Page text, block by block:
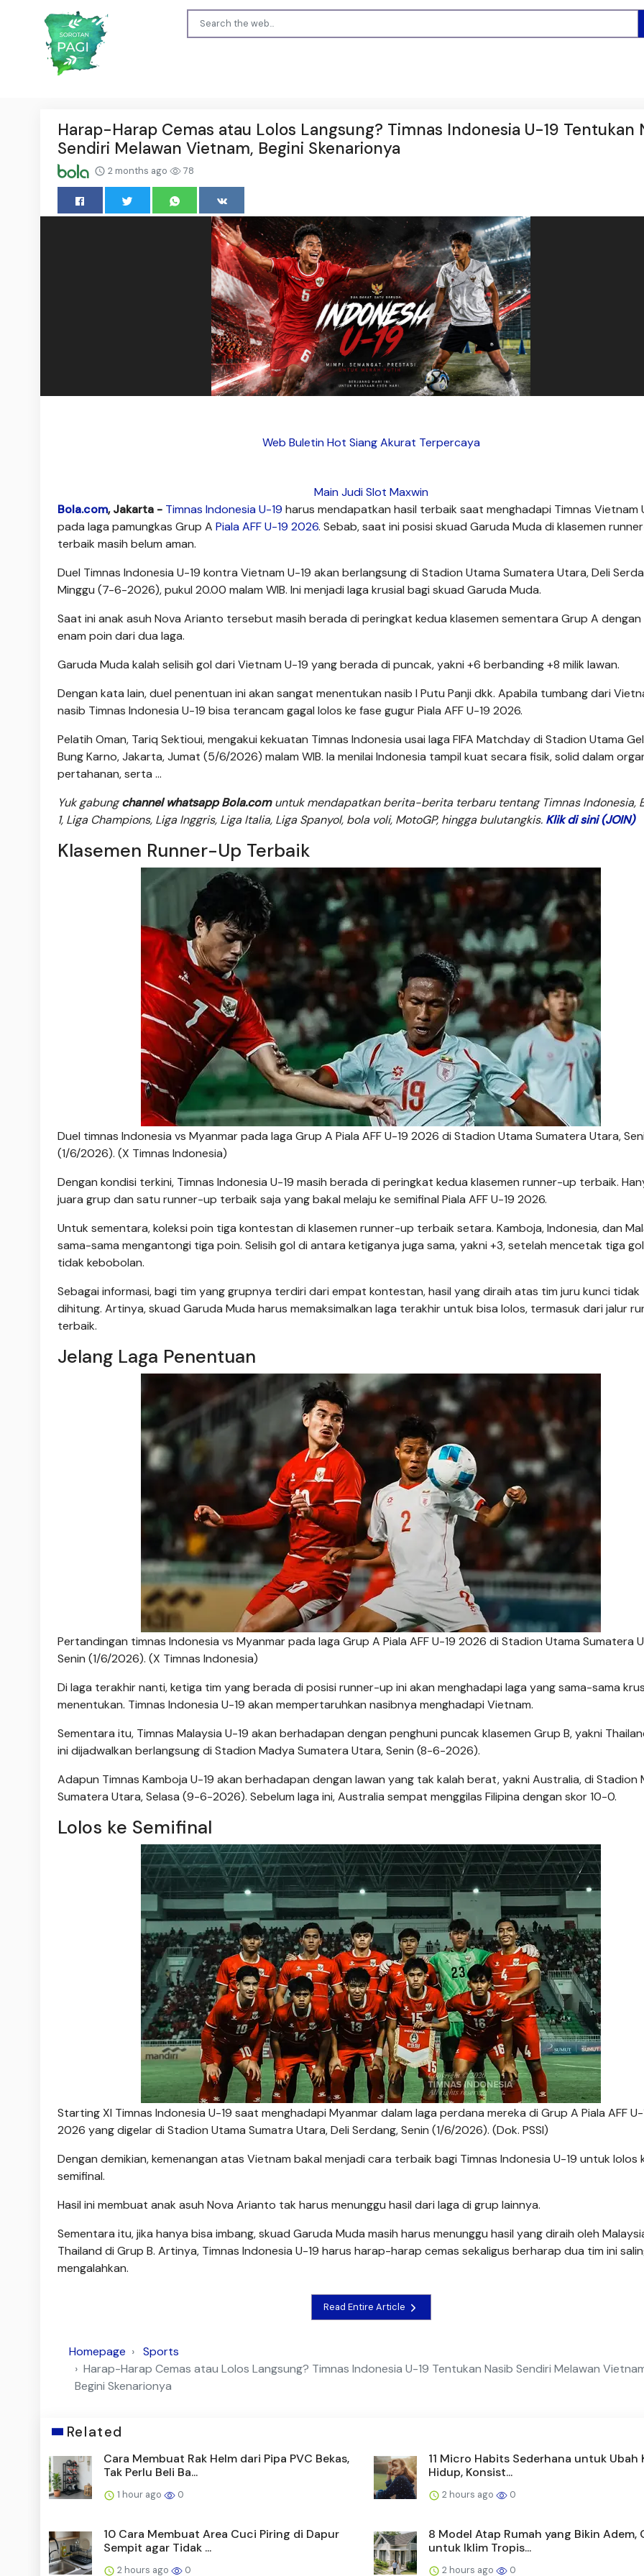
Harap-Harap Cemas atau Lolos Langsung? Timnas Indonesia U-19 Tentukan
Sendiri Melawan Vietnam, Begini Skenarionya
2 months ago 78
Web Buletin Hot Siang Akurat Terpercaya
Main Judi Slot Maxwin
Bola.com, Jakarta - Timnas Indonesia U-19 harus mendapatkan hasil terbaik saat menghadapi Timnas Vietnam
pada laga pamungkas Grup A Piala AFF U-19 2026. Sebab, saat ini posisi skuad Garuda Muda di klasemen
terbaik masih belum aman.
Duel Timnas Indonesia U-19 kontra Vietnam U-19 akan berlangsung di Stadion Utama Sumatera Utara, Deli
Minggu (7-6-2026), pukul 20.00 malam WIB. Ini menjadi laga krusial bagi skuad Garuda Muda.
Saat ini anak asuh Nova Arianto tersebut masih berada di peringkat kedua klasemen sementara Grup A dengan
enam poin dari dua laga.
Garuda Muda kalah selisih gol dari Vietnam U-19 yang berada di puncak, yakni +6 berbanding +8 milik lawan.
Dengan kata lain, duel penentuan ini akan sangat menentukan nasib I Putu Panji dkk. Apabila tumbang dari
nasib Timnas Indonesia U-19 bisa terancam gagal lolos ke fase gugur Piala AFF U-19 2026.
Pelatih Oman, Tariq Sektioui, mengakui kekuatan Timnas Indonesia usai laga FIFA Matchday di Stadion Utama
Bung Karno, Jakarta, Jumat (5/6/2026) malam WIB. Ia menilai Indonesia tampil kuat secara fisik, solid dalam
pertahanan, serta ...
Yuk gabungchannel whatsapp Bola.comuntuk mendapatkan berita-berita terbaru tentang Timnas Indonesia,
1, Liga Champions, Liga Inggris, Liga Italia, Liga Spanyol, bola voli, MotoGP, hingga bulutangkis. Klik di sini (JOIN)
Klasemen Runner-Up Terbaik
Duel timnas Indonesia vs Myanmar pada laga Grup A Piala AFF U-19 2026 di Stadion Utama Sumatera Utara,
(1/6/2026). (X Timnas Indonesia)
Dengan kondisi terkini, Timnas Indonesia U-19 masih berada di peringkat kedua klasemen runner-up terbaik.
juara grup dan satu runner-up terbaik saja yang bakal melaju ke semifinal Piala AFF U-19 2026.
Untuk sementara, koleksi poin tiga kontestan di klasemen runner-up terbaik setara. Kamboja, Indonesia, dan
sama-sama mengantongi tiga poin. Selisih gol di antara ketiganya juga sama, yakni +3, setelah mencetak tiga
tidak kebobolan.
Sebagai informasi, bagi tim yang grupnya terdiri dari empat kontestan, hasil yang diraih atas tim juru kunci tidak
dihitung. Artinya, skuad Garuda Muda harus memaksimalkan laga terakhir untuk bisa lolos, termasuk dari jalur
terbaik.
Jelang Laga Penentuan
Pertandingan timnas Indonesia vs Myanmar pada laga Grup A Piala AFF U-19 2026 di Stadion Utama Sumatera
Senin (1/6/2026). (X Timnas Indonesia)
Di laga terakhir nanti, ketiga tim yang berada di posisi runner-up ini akan menghadapi laga yang sama-sama
menentukan. Timnas Indonesia U-19 akan mempertaruhkan nasibnya menghadapi Vietnam.
Sementara itu, Timnas Malaysia U-19 akan berhadapan dengan penghuni puncak klasemen Grup B, yakni
ini dijadwalkan berlangsung di Stadion Madya Sumatera Utara, Senin (8-6-2026).
Adapun Timnas Kamboja U-19 akan berhadapan dengan lawan yang tak kalah berat, yakni Australia, di Stadion
Sumatera Utara, Selasa (9-6-2026). Sebelum laga ini, Australia sempat menggilas Filipina dengan skor 10-0.
Lolos ke Semifinal
Starting XI Timnas Indonesia U-19 saat menghadapi Myanmar dalam laga perdana mereka di Grup A Piala AFF U-
2026 yang digelar di Stadion Utama Sumatra Utara, Deli Serdang, Senin (1/6/2026). (Dok. PSSI)
Dengan demikian, kemenangan atas Vietnam bakal menjadi cara terbaik bagi Timnas Indonesia U-19 untuk lolos
semifinal.
Hasil ini membuat anak asuh Nova Arianto tak harus menunggu hasil dari laga di grup lainnya.
Sementara itu, jika hanya bisa imbang, skuad Garuda Muda masih harus menunggu hasil yang diraih oleh
Thailand di Grup B. Artinya, Timnas Indonesia U-19 harus harap-harap cemas sekaligus berharap dua tim ini
mengalahkan.
Read Entire Article
Homepage
Sports
Harap-Harap Cemas atau Lolos Langsung? Timnas Indonesia U-19 Tentukan Nasib Sendiri Melawan
Begini Skenarionya
Related
Cara Membuat Rak Helm dari Pipa PVC Bekas,
Tak Perlu Beli Ba...
1 hour ago 0
11 Micro Habits Sederhana untuk Ubah
Hidup, Konsist...
2 hours ago 0
10 Cara Membuat Area Cuci Piring di Dapur
Sempit agar Tidak ...
2 hours ago 0
8 Model Atap Rumah yang Bikin Adem,
untuk Iklim Tropis...
2 hours ago 0